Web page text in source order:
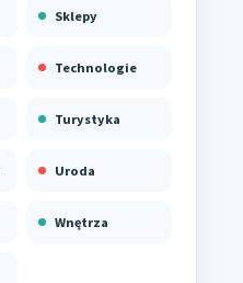
Sklepy
Technologie
Turystyka
Uroda
Wnętrza